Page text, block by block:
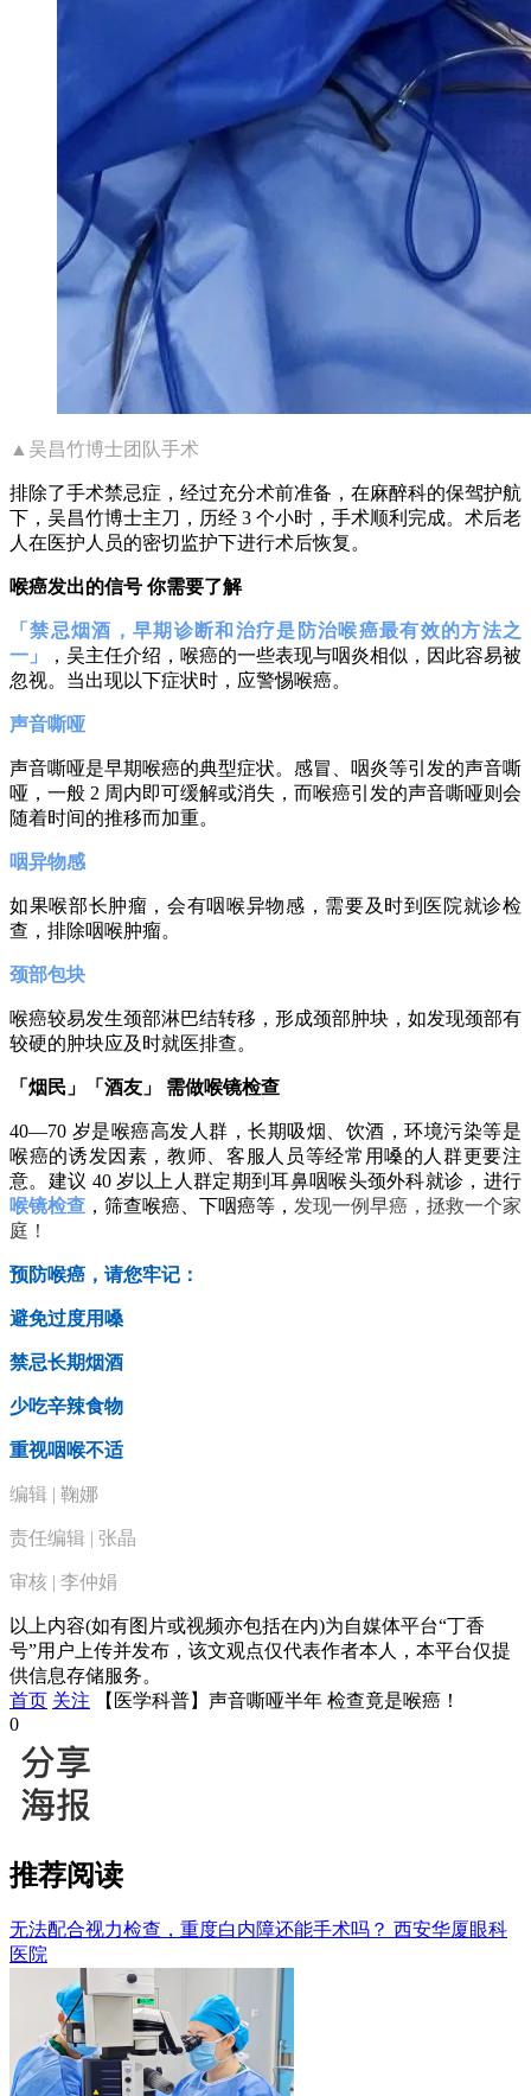
▲吴昌竹博士团队手术
排除了手术禁忌症，经过充分术前准备，在麻醉科的保驾护航
下，吴昌竹博士主刀，历经 3 个小时，手术顺利完成。术后老
人在医护人员的密切监护下进行术后恢复。
喉癌发出的信号 你需要了解
「禁忌烟酒，早期诊断和治疗是防治喉癌最有效的方法之
一」
，吴主任介绍，喉癌的一些表现与咽炎相似，因此容易被
忽视。当出现以下症状时，应警惕喉癌。
声音嘶哑
声音嘶哑是早期喉癌的典型症状。感冒、咽炎等引发的声音嘶
哑，一般 2 周内即可缓解或消失，而喉癌引发的声音嘶哑则会
随着时间的推移而加重。
咽异物感
如果喉部长肿瘤，会有咽喉异物感，需要及时到医院就诊检
查，排除咽喉肿瘤。
颈部包块
喉癌较易发生颈部淋巴结转移，形成颈部肿块，如发现颈部有
较硬的肿块应及时就医排查。
「烟民」「酒友」 需做喉镜检查
40—70 岁是喉癌高发人群，长期吸烟、饮酒，环境污染等是
喉癌的诱发因素，教师、客服人员等经常用嗓的人群更要注
意。建议 40 岁以上人群定期到耳鼻咽喉头颈外科就诊，进行
喉镜检查 ，筛查喉癌、下咽癌等， 发现一例早癌，拯救一个家
庭！
预防喉癌，请您牢记：
避免过度用嗓
禁忌长期烟酒
少吃辛辣食物
重视咽喉不适
编辑 | 鞠娜
责任编辑 | 张晶
审核 | 李仲娟
以上内容(如有图片或视频亦包括在内)为自媒体平台“丁香
号”用户上传并发布，该文观点仅代表作者本人，本平台仅提
供信息存储服务。
首页 关注
【医学科普】声音嘶哑半年 检查竟是喉癌！
0
推荐阅读
无法配合视力检查，重度白内障还能手术吗？ 西安华厦眼科
医院